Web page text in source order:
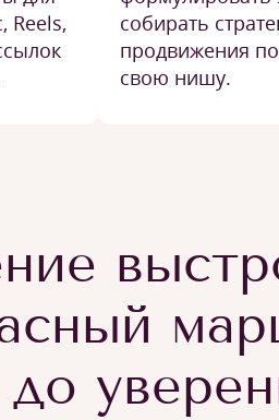
Reels,
собирать
продвижения
свою нишу.